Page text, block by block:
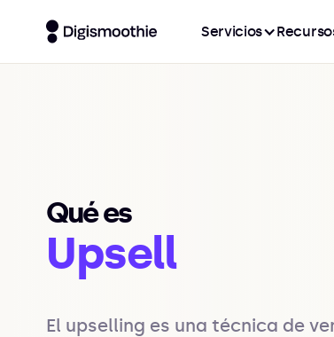
Servicios
Qué es
Upsell
El upselling es una técnica de